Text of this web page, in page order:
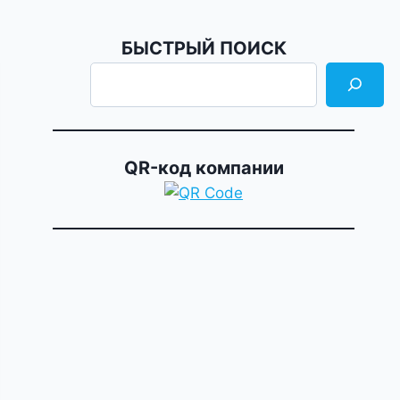
БЫСТРЫЙ ПОИСК
QR-код компании